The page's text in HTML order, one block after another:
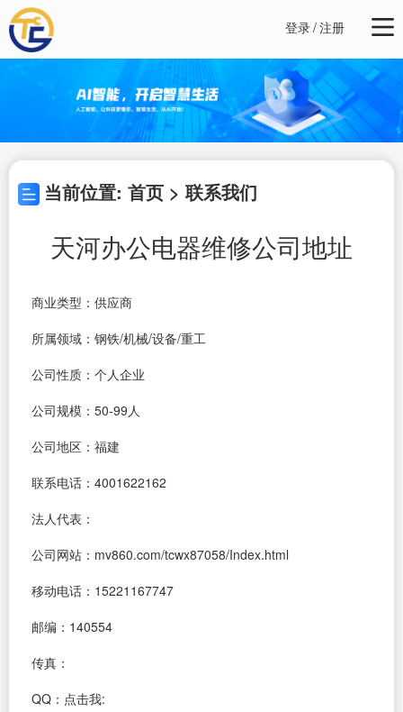
登录/注册
当前位置: 首页 > 联系我们
天河办公电器维修公司地址
商业类型：供应商
所属领域：钢铁/机械/设备/重工
公司性质：个人企业
公司规模：50-99人
公司地区：福建
联系电话：4001622162
法人代表：
公司网站：mv860.com/tcwx87058/Index.html
移动电话：15221167747
邮编：140554
传真：
QQ： 点击我: